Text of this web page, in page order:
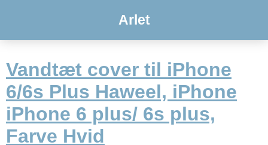
Arlet
Vandtæt cover til iPhone
6/6s Plus Haweel, iPhone
iPhone 6 plus/ 6s plus,
Farve Hvid